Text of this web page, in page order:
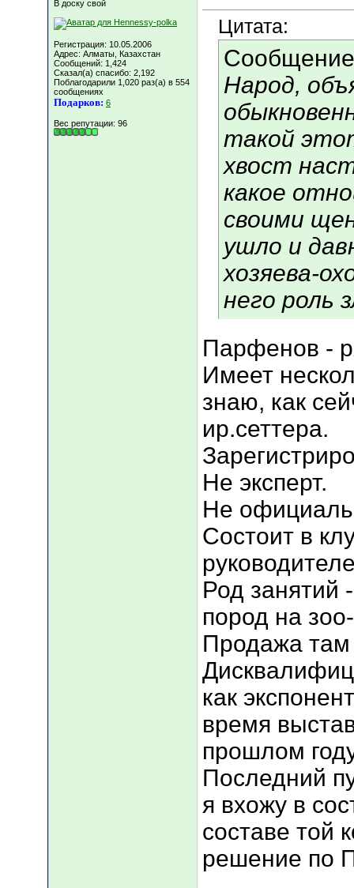
В доску свой
Регистрация: 10.05.2006
Адрес: Алматы, Казахстан
Сообщений: 1,424
Сказал(а) спасибо: 2,192
Поблагодарили 1,020 раз(а) в 554
сообщениях
Подарков: 6
Вес репутации: 96
Цитата:
Народ,
такой
хвост
какое
своими
ушло и
хозяева-
него роль
Парфенов -
Имеет
знаю, как
ир.сеттера.
Не эксперт.
Не
Состоит в
Род занятий
пород на
Продажа
как
время
прошлом
Последний
я вхожу в
составе той
решение по